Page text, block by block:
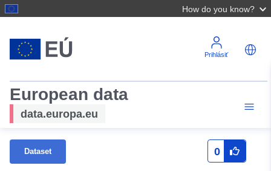
How do you know?
Prihlásiť
European data
data.europa.eu
Dataset 0